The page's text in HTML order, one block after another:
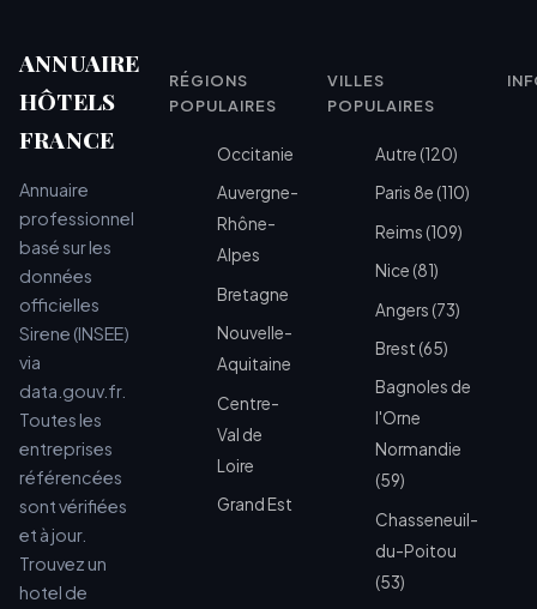
ANNUAIRE
HÔTELS
FRANCE
Annuaire
professionnel
basé sur les
données
officielles
Sirene (INSEE)
via
data.gouv.fr.
Toutes les
entreprises
référencées
sont vérifiées
et à jour.
Trouvez un
hotel de
RÉGIONS
POPULAIRES
Occitanie
Auvergne-
Rhône-
Alpes
Bretagne
Nouvelle-
Aquitaine
Centre-
Val de
Loire
Grand Est
VILLES
POPULAIRES
Autre (120)
Paris 8e (110)
Reims (109)
Nice (81)
Angers (73)
Brest (65)
Bagnoles de
l'Orne
Normandie
(59)
Chasseneuil-
du-Poitou
(53)